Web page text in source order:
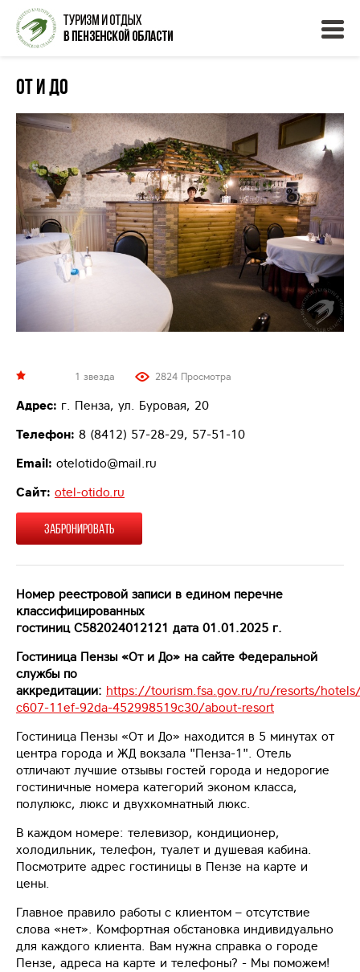
От и до
1 звезда 2824 Просмотра
Адрес: г. Пенза, ул. Буровая, 20
Телефон: 8 (8412) 57-28-29, 57-51-10
Email: otelotido@mail.ru
Сайт: otel-otido.ru
ЗАБРОНИРОВАТЬ
Номер реестровой записи в едином перечне
классифицированных
гостиниц С582024012121 дата 01.01.2025 г.
Гостиница Пензы «От и До» на сайте Федеральной
службы по
аккредитации: https://tourism.fsa.gov.ru/ru/resorts/
c607-11ef-92da-452998519c30/about-resort
Гостиница Пензы «От и До» находится в 5 минутах от
центра города и ЖД вокзала "Пенза-1". Отель
отличают лучшие отзывы гостей города и недорогие
гостиничные номера категорий эконом класса,
полулюкс, люкс и двухкомнатный люкс.
В каждом номере: телевизор, кондиционер,
холодильник, телефон, туалет и душевая кабина.
Посмотрите адрес гостиницы в Пензе на карте и
цены.
Главное правило работы с клиентом – отсутствие
слова «нет». Комфортная обстановка индивидуально
для каждого клиента. Вам нужна справка о городе
Пензе, адреса на карте и телефоны? - Мы поможем!